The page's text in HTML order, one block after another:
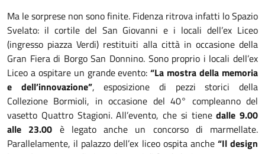
Ma le sorprese non sono finite. Fidenza ritrova infatti lo Spazio
Svelato: il cortile del San Giovanni e i locali dell’ex Liceo
(ingresso piazza Verdi) restituiti alla città in occasione della
Gran Fiera di Borgo San Donnino. Sono proprio i locali dell’ex
Liceo a ospitare un grande evento:“La mostra della memoria
e dell’innovazione”, esposizione di pezzi storici della
Collezione Bormioli, in occasione del 40° compleanno del
vasetto Quattro Stagioni. All’evento, che si tienedalle 9.00
alle 23.00 è legato anche un concorso di marmellate.
Parallelamente, il palazzo dell’ex liceo ospita anche “Il design